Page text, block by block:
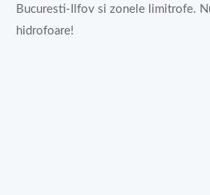
Bucuresti-Ilfov si zonele limitrofe.
hidrofoare!